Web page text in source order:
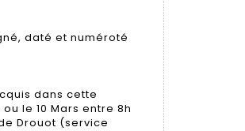
daté et numéroté
dans cette
le 10 Mars entre 8h
Drouot (service